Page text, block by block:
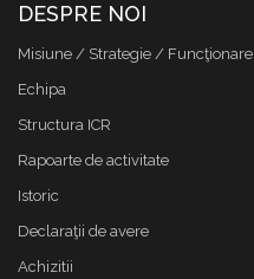
DESPRE NOI
Misiune / Strategie / Funcţionare
Echipa
Structura ICR
Rapoarte de activitate
Istoric
Declaraţii de avere
Achizitii